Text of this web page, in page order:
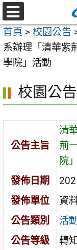
跳
至
主
要
內
區
選
單
首頁 > 校園公告
系辦理「清華紫
學院」活動
校園公告
公告主旨
清
荊
院
發佈日期
發佈單位
資
公告類別
活
公告等級
轉知